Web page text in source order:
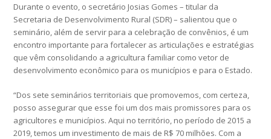
Durante o evento, o secretário Josias Gomes – titular da
Secretaria de Desenvolvimento Rural (SDR) – salientou que o
seminário, além de servir para a celebração de convênios, é um
encontro importante para fortalecer as articulações e estratégias
que vêm consolidando a agricultura familiar como vetor de
desenvolvimento econômico para os municípios e para o Estado.
“Dos sete seminários territoriais que promovemos, com certeza,
posso assegurar que esse foi um dos mais promissores para os
agricultores e municípios. Aqui no território, no período de 2015 a
2019, temos um investimento de mais de R$ 70 milhões. Com a